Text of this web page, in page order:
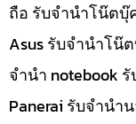
ถือ รับจำนำโน๊ตบุ๊
Asus รับจำนำโน๊
จำนำ notebook
Panerai รับจำนำ